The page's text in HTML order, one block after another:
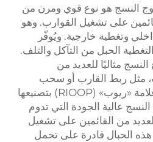
النسج هو نوع قوي ومرن من
على تشغيل القوارب. وهو
وتغطية خارجية. ويُوفّر
الحبل من التآكل والتلف.
مثاليًا للعديد من
مثل ربط القارب أو سحب
الأشياء أو رفعها. وتُعرف علامة «ريوب» (RIOOP) بتصنيعها
عالية الجودة التي تدوم
من القائمين على تشغيل
هذه الحبال قادرة على تحمل